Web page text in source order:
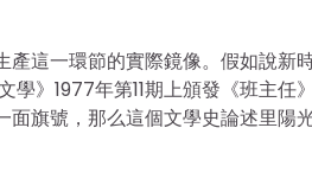
這一環節的實際鏡像。假如說新
》1977年第11期上頒發《班主任
面旗號，那么這個文學史論述里陽